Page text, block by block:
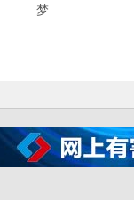
梦